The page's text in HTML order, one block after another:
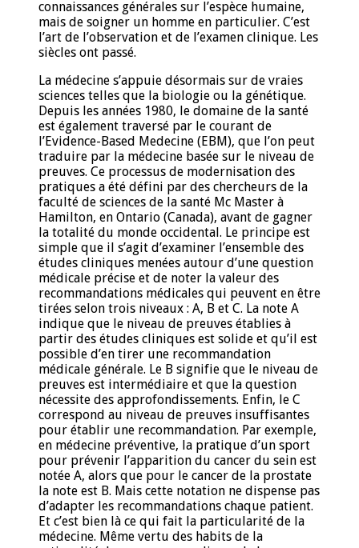
connaissances générales sur l’espèce humaine,
mais de soigner un homme en particulier. C’est
l’art de l’observation et de l’examen clinique. Les
siècles ont passé.
La médecine s’appuie désormais sur de vraies
sciences telles que la biologie ou la génétique.
Depuis les années 1980, le domaine de la santé
est également traversé par le courant de
l’Evidence-Based Medecine (EBM), que l’on peut
traduire par la médecine basée sur le niveau de
preuves. Ce processus de modernisation des
pratiques a été défini par des chercheurs de la
faculté de sciences de la santé Mc Master à
Hamilton, en Ontario (Canada), avant de gagner
la totalité du monde occidental. Le principe est
simple que il s’agit d’examiner l’ensemble des
études cliniques menées autour d’une question
médicale précise et de noter la valeur des
recommandations médicales qui peuvent en être
tirées selon trois niveaux : A, B et C. La note A
indique que le niveau de preuves établies à
partir des études cliniques est solide et qu’il est
possible d’en tirer une recommandation
médicale générale. Le B signifie que le niveau de
preuves est intermédiaire et que la question
nécessite des approfondissements. Enfin, le C
correspond au niveau de preuves insuffisantes
pour établir une recommandation. Par exemple,
en médecine préventive, la pratique d’un sport
pour prévenir l’apparition du cancer du sein est
notée A, alors que pour le cancer de la prostate
la note est B. Mais cette notation ne dispense pas
d’adapter les recommandations chaque patient.
Et c’est bien là ce qui fait la particularité de la
médecine. Même vertu des habits de la